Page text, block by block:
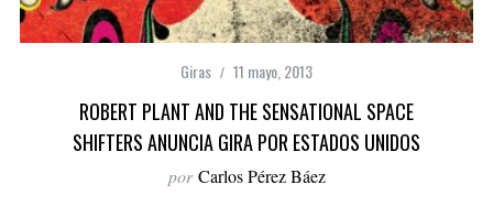
Giras 11 mayo, 2013
ROBERT PLANT AND THE SENSATIONAL SPACE
SHIFTERS ANUNCIA GIRA POR ESTADOS UNIDOS
por Carlos Pérez Báez